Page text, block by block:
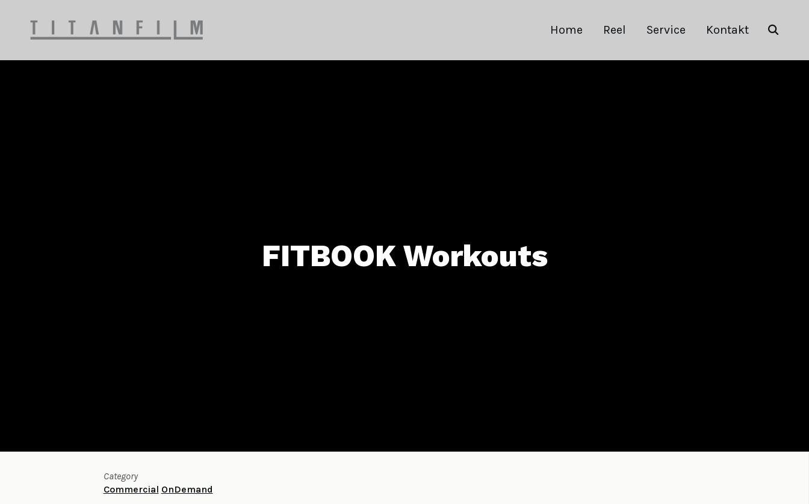
Home Reel Service Kontakt
FITBOOK Workouts
Category
Commercial OnDemand